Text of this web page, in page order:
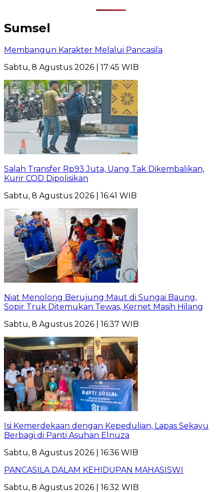
Sumsel
Membangun Karakter Melalui Pancasila
Sabtu, 8 Agustus 2026 | 17:45 WIB
Salah Transfer Rp93 Juta, Uang Tak Dikembalikan,
Kurir COD Dipolisikan
Sabtu, 8 Agustus 2026 | 16:41 WIB
Niat Menolong Berujung Maut di Sungai Baung,
Sopir Truk Ditemukan Tewas, Kernet Masih Hilang
Sabtu, 8 Agustus 2026 | 16:37 WIB
Isi Kemerdekaan dengan Kepedulian, Lapas Sekayu
Berbagi di Panti Asuhan Elnuza
Sabtu, 8 Agustus 2026 | 16:36 WIB
PANCASILA DALAM KEHIDUPAN MAHASISWI
Sabtu, 8 Agustus 2026 | 16:32 WIB